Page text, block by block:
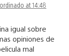
at 14:48
igual sobre
opiniones de
mal